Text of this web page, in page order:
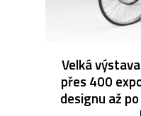
Velká
přes 400
designu až